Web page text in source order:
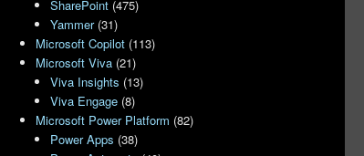
SharePoint (475)
Yammer(31)
Microsoft Copilot (113)
Microsoft Viva (21)
Viva Insights (13)
Viva Engage (8)
Microsoft Power Platform (82)
Power Apps (38)